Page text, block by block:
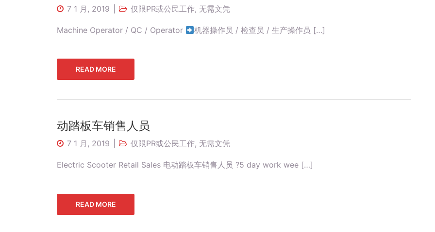
7 1 月, 2019 仅限PR或公民工作, 无需文凭
Machine Operator / QC / Operator 机器操作员 / 检查员 / 生产操作员 […]
READ MORE
动踏板车销售人员
7 1 月, 2019 仅限PR或公民工作, 无需文凭
Electric Scooter Retail Sales 电动踏板车销售人员 ?5 day work wee […]
READ MORE